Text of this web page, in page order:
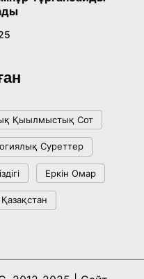
көлінің жай-
Қыылмыстық Сот
Суреттер
Еркін Омар
Қазақстан